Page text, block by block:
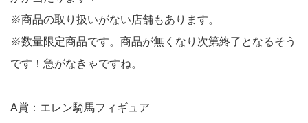
※商品の取り扱いがない店舗もあります。
※数量限定商品です。商品が無くなり次第終了となるそう
です！急がなきゃですね。
A賞：エレン騎馬フィギュア